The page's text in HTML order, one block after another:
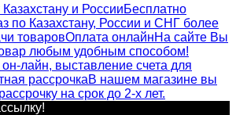
и РоссииБесплатно
по Казахстану, России и СНГ более
товаровОплата онлайнНа сайте Вы
любым удобным способом!
лайн, выставление счета для
рассрочкаВ нашем магазине вы
на срок до 2-х лет.